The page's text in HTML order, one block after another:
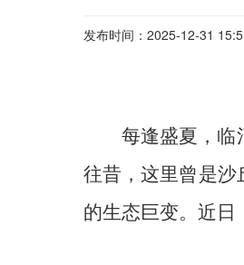
发布时间：2025-12-31
每逢盛夏，临
往昔，这里曾是沙
的生态巨变。近日